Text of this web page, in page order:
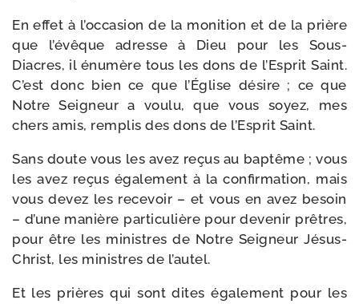
En effet à l’occasion de la moni­tion et de la prière
que l’évêque adresse à Dieu pour les Sous-​
Diacres, il énu­mère tous les dons de l’Esprit Saint.
C’est donc bien ce que l’Église désire ; ce que
Notre Seigneur a vou­lu, que vous soyez, mes
chers amis, rem­plis des dons de l’Esprit Saint.
Sans doute vous les avez reçus au bap­tême ; vous
les avez reçus éga­le­ment à la confir­ma­tion, mais
vous devez les rece­voir – et vous en avez besoin
– d’une manière par­ti­cu­lière pour deve­nir prêtres,
pour être les ministres de Notre Seigneur Jésus-​
Christ, les ministres de l’autel.
Et les prières qui sont dites éga­le­ment pour les